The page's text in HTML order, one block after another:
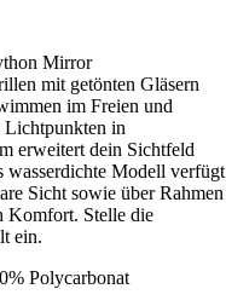
Mirror
mit getönten Gläsern
im Freien und
Lichtpunkten in
erweitert dein Sichtfeld
wasserdichte Modell verfügt
Sicht sowie über Rahmen
Komfort. Stelle die
ein.
Polycarbonat